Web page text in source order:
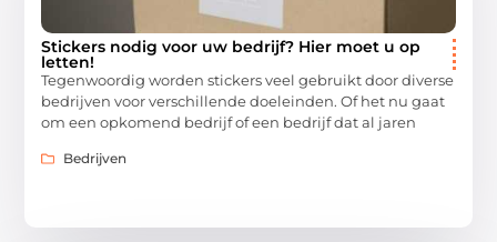
Stickers nodig voor uw bedrijf? Hier moet u op
letten!
Tegenwoordig worden stickers veel gebruikt door diverse
bedrijven voor verschillende doeleinden. Of het nu gaat
om een opkomend bedrijf of een bedrijf dat al jaren
Bedrijven